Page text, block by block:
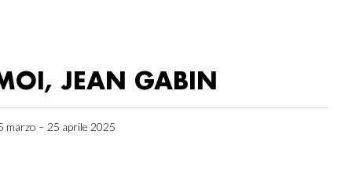
JEAN GABIN
marzo – 25 aprile 2025